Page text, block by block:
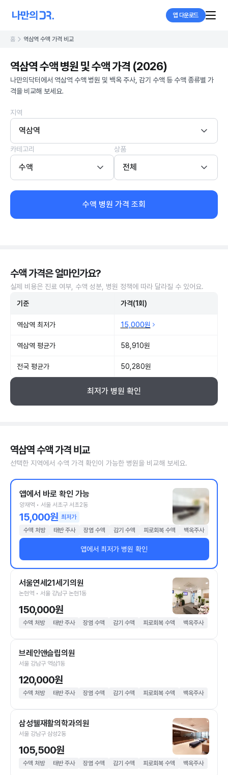
앱 다운로드
홈 역삼역 수액 가격 비교
역삼역 수액 병원 및 수액 가격 (2026)
나만의닥터에서 역삼역 수액 병원 및 백옥 주사, 감기 수액 등 수액 종류별 가
격을 비교해 보세요.
지역
역삼역
카테고리
수액
상품
전체
수액 병원 가격 조회
수액 가격은 얼마인가요?
실제 비용은 진료 여부, 수액 성분, 병원 정책에 따라 달라질 수 있어요.
기준 가격(1회)
역삼역 최저가 15,000원
역삼역 평균가 58,910원
전국 평균가 50,280원
최저가 병원 확인
역삼역 수액 가격 비교
선택한 지역에서 수액 가격 확인이 가능한 병원을 비교해 보세요.
앱에서 바로 확인 가능
양재역 • 서울 서초구 서초2동
15,000원 최저가
수액 처방
태반 주사 장염 수액 감기 수액 피로회복 수액 백옥주사
앱에서 최저가 병원 확인
서울연세21세기의원
논현역 • 서울 강남구 논현1동
150,000원
수액 처방 태반 주사 장염 수액 감기 수액 피로회복 수액 백옥주사
브레인앤슬립의원
서울 강남구 역삼1동
120,000원
수액 처방 태반 주사 장염 수액 감기 수액 피로회복 수액 백옥주사
삼성웰재활의학과의원
서울 강남구 삼성2동
105,500원
수액 처방 태반 주사 장염 수액 감기 수액 피로회복 수액 백옥주사